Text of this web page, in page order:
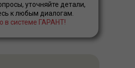
уточняйте детали,
к любым диалогам.
в системе ГАРАНТ!